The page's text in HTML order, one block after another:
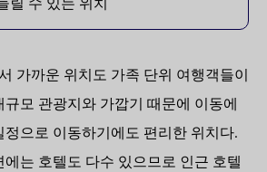
가까운 위치도 가족 단위 여행객들이
모 관광지와 가깝기 때문에 이동에
으로 이동하기에도 편리한 위치다.
는 호텔도 다수 있으므로 인근 호텔